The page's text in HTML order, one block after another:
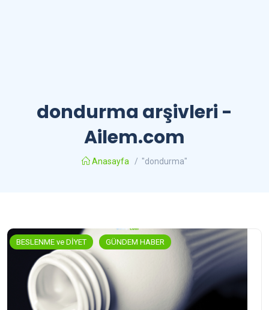
dondurma arşivleri -
Ailem.com
Anasayfa / "dondurma"
BESLENME ve DİYET GÜNDEM HABER